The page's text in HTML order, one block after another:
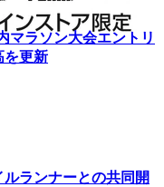
マラソン大会エントリ
を更新
ランナーとの共同開